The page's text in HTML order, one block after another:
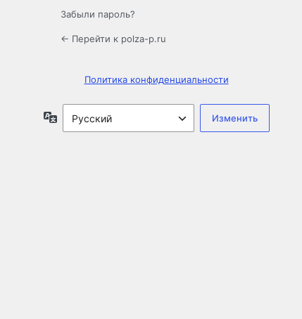
Забыли пароль?
← Перейти к polza-p.ru
Политика конфиденциальности
Язык